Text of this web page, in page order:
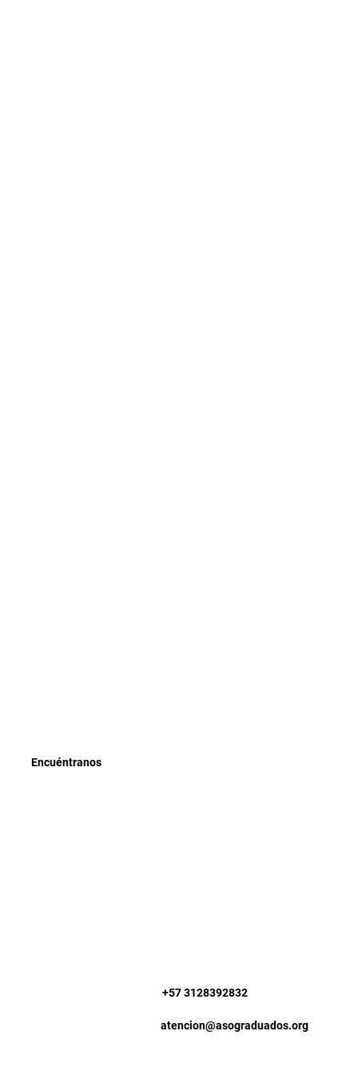
+57 3128392832
atencion@asograduados.org
Encuéntranos